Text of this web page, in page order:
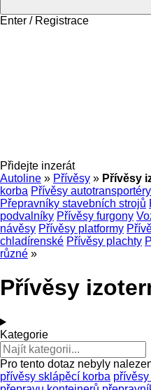
Enter / Registrace
Přidejte inzerát
Autoline » Přívěsy » Přívěsy
korba Přívěsy autotransportéry
Přepravníky stavebních strojů
podvalníky Přívěsy furgony
návěsy Přívěsy platformy
chladírenské Přívěsy plachty
různé »
Přívěsy
Kategorie
Pro tento dotaz nebyly
přívěsy sklápěcí korba